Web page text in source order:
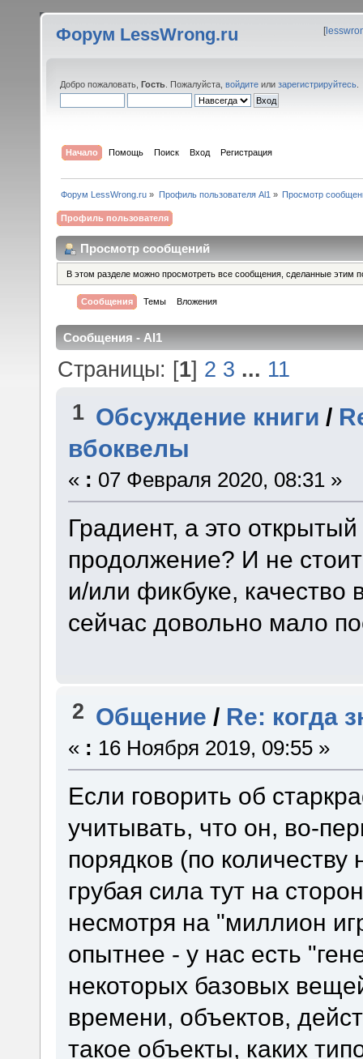
Форум LessWrong.ru [
Добро пожаловать, Гость . Пожалуйста, войдите или зарегистрируйтесь
Начало Помощь Поиск Вход Регистрация
Форум LessWrong.ru » Профиль пользователя Al1 » Просмотр
Профиль пользователя
Просмотр сообщений
В этом разделе можно просмотреть все сообщения, сделанные этим
Сообщения Темы Вложения
Сообщения - Al1
Страницы: [1] 2 3 ... 11
1 Обсуждение книги /
вбоквелы
« : 07 Февраля 2020, 08:31 »
Градиент, а это
продолжение? И не
и/или фикбуке, качество
сейчас довольно мало
2 Общение / Re: когда
« : 16 Ноября 2019, 09:55 »
Если говорить об
учитывать, что он, во-
порядков (по количеству
грубая сила тут на
несмотря на "миллион
опытнее - у нас есть
некоторых базовых
времени, объектов,
такое объекты, каких